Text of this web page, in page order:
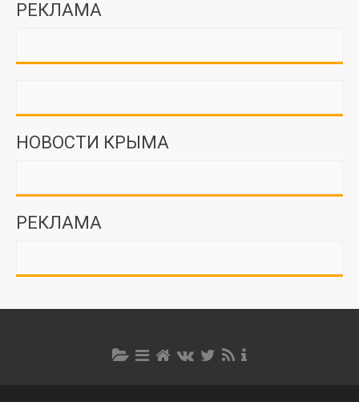
РЕКЛАМА
НОВОСТИ КРЫМА
РЕКЛАМА